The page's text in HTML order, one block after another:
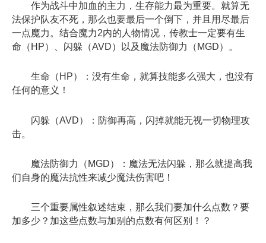
作为战斗中加血的主力，生存能力最为重要。就算无
法保护队友不死，那么也要最后一个倒下，并且用尽最后
一点魔力。结合魔力2内的人物情况，传教士一定要有生
命（HP）、闪躲（AVD）以及魔法防御力（MGD）。
生命（HP）：没有生命，就算技能多么强大，也没有
任何的意义！
闪躲（AVD）：防御再高，闪掉就能无视一切物理攻
击。
魔法防御力（MGD）：魔法无法闪躲，那么就提高我
们自身的魔法抗性来减少魔法伤害吧！
三个重要属性叙述结束，那么我们要加什么点数？要
加多少？加这些点数与加别的点数有何区别！？